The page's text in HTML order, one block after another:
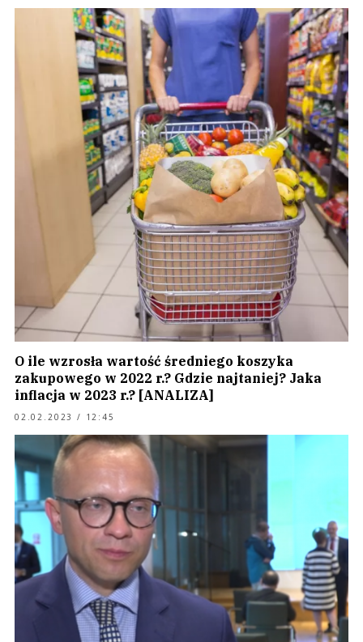
O ile wzrosła wartość średniego koszyka
zakupowego w 2022 r.? Gdzie najtaniej? Jaka
inflacja w 2023 r.? [ANALIZA]
02.02.2023 / 12:45